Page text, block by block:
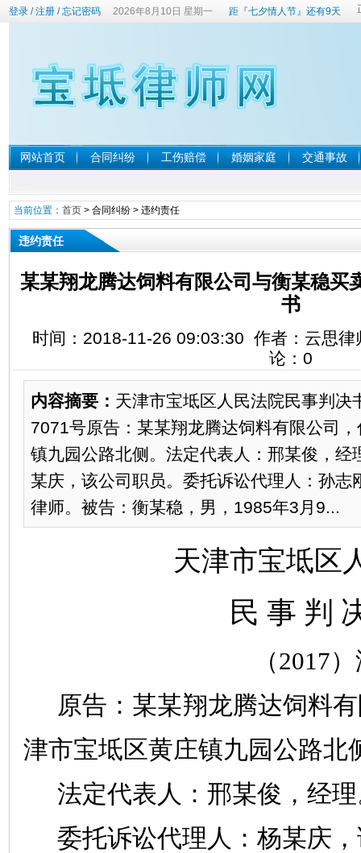
登录/注册/忘记密码 2026年8月10日 星期一 距『七夕情人节』还有9天
网站首页 合同纠纷 工伤赔偿 婚姻家庭 交通事故
当前位置： 首页> 合同纠纷> 违约责任
违约责任
某某翔龙腾达饲料有限公司与衡某稳买
书
时间：2018-11-26 09:03:30 作者：云思
论： 0
内容摘要： 天津市宝坻区人民法院民事判决
7071号原告：某某翔龙腾达饲料有限公司
镇九园公路北侧。法定代表人：邢某俊，经
某庆，该公司职员。委托诉讼代理人：孙志
律师。被告：衡某稳，男，1985年3月9...
天津市宝坻区
民 事 判
（2017
原告： 某某翔龙腾达饲料
津市宝坻区黄庄镇九园公路北
法定代表人：邢某俊，经
委托诉讼代理人：杨某庆